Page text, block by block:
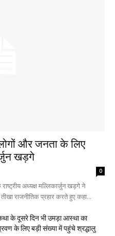
और जनता के लिए
खड़गे
0
अध्यक्ष मल्लिकार्जुन खड़गे ने
राजनीतिक प्रहार करते हुए कहा...
के दूसरे दिन भी उमड़ा आस्था का
के लिए बड़ी संख्या में पहुंचे श्रद्धालु